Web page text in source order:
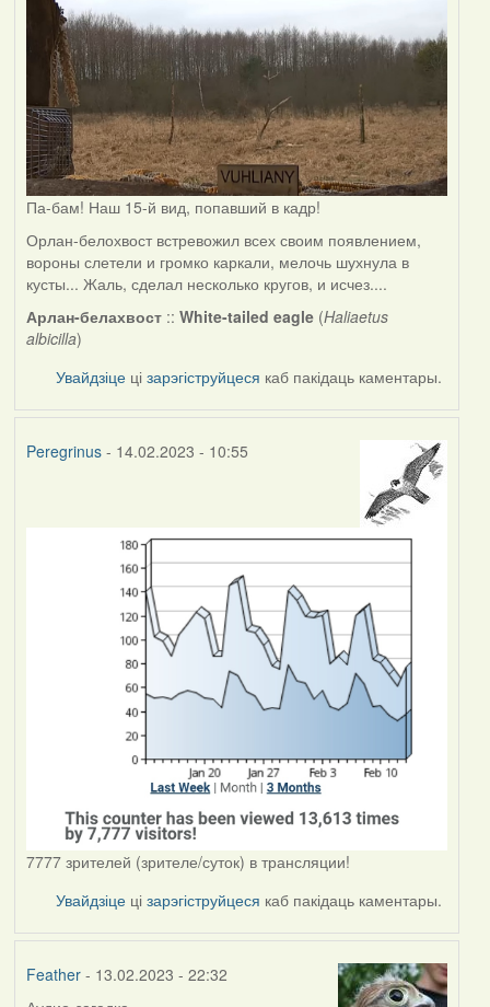
Па-бам! Наш 15-й вид, попавший в кадр!
Орлан-белохвост встревожил всех своим появлением,
вороны слетели и громко каркали, мелочь шухнула в
кусты... Жаль, сделал несколько кругов, и исчез....
Арлан-белахвост:: White-tailed eagle(Haliaetus
albicilla)
Увайдзіце цізарэгіструйцеся каб пакідаць каментары.
Peregrinus- 14.02.2023 - 10:55
7777 зрителей (зрителе/суток) в трансляции!
Увайдзіце цізарэгіструйцеся каб пакідаць каментары.
Feather- 13.02.2023 - 22:32